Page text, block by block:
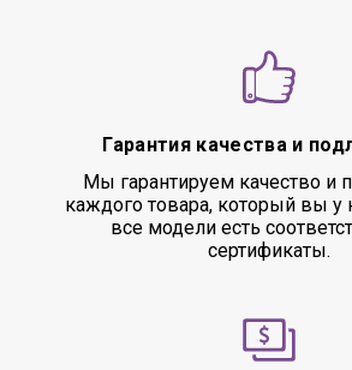
Гарантия качества и
Мы гарантируем качество и
каждого товара, который вы у
все модели есть
сертификаты.